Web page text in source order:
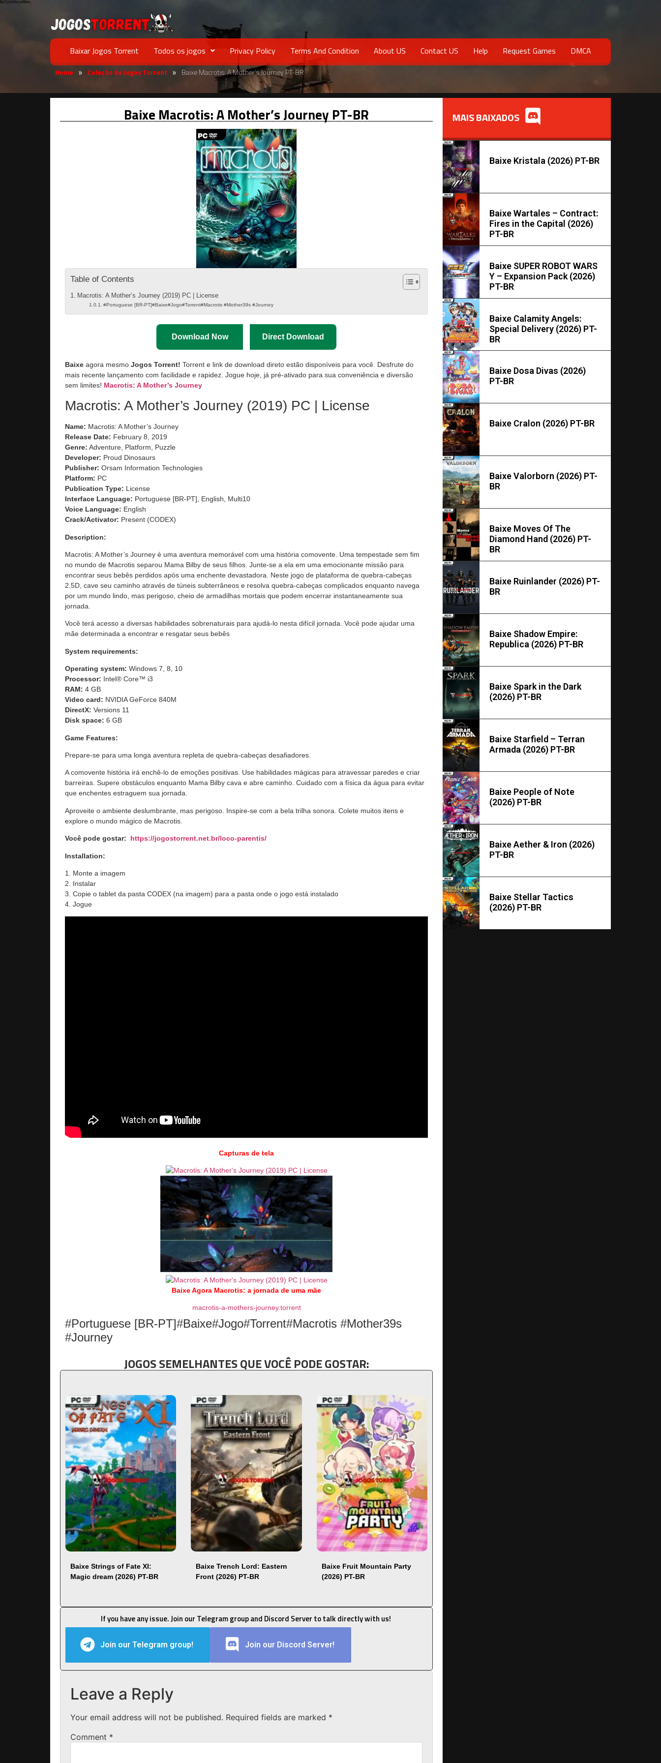
Baixar Jogos Torrent Todos os jogos Privacy Policy Terms And Condition About US Contact US Help Request Games DMCA
Home » Coleção de Jogos Torrent » Baixe Macrotis: A Mother’s Journey PT-BR
Baixe Macrotis: A Mother’s Journey PT-BR
Table of Contents
Macrotis: A Mother’s Journey (2019) PC | License
#Portuguese [BR-PT]#Baixe#Jogo#Torrent#Macrotis #Mother39s #Journey
Download Now Direct Download
Baixe agora mesmo Jogos Torrent! Torrent e link de download direto estão disponíveis para você. Desfrute do
mais recente lançamento com facilidade e rapidez. Jogue hoje, já pré-ativado para sua conveniência e diversão
sem limites! Macrotis: A Mother’s Journey
Macrotis: A Mother’s Journey (2019) PC | License
Name: Macrotis: A Mother’s Journey
Release Date: February 8, 2019
Genre: Adventure, Platform, Puzzle
Developer: Proud Dinosaurs
Publisher: Orsam Information Technologies
Platform: PC
Publication Type: License
Interface Language: Portuguese [BR-PT], English, Multi10
Voice Language: English
Crack/Activator: Present (CODEX)
Description:
Macrotis: A Mother’s Journey é uma aventura memorável com uma história comovente. Uma tempestade sem fim
no mundo de Macrotis separou Mama Bilby de seus filhos. Junte-se a ela em uma emocionante missão para
encontrar seus bebês perdidos após uma enchente devastadora. Neste jogo de plataforma de quebra-cabeças
2.5D, cave seu caminho através de túneis subterrâneos e resolva quebra-cabeças complicados enquanto navega
por um mundo lindo, mas perigoso, cheio de armadilhas mortais que podem encerrar instantaneamente sua
jornada.
Você terá acesso a diversas habilidades sobrenaturais para ajudá-lo nesta difícil jornada. Você pode ajudar uma
mãe determinada a encontrar e resgatar seus bebês
System requirements:
Operating system: Windows 7, 8, 10
Processor: Intel® Core™ i3
RAM: 4 GB
Video card: NVIDIA GeForce 840M
DirectX: Versions 11
Disk space: 6 GB
Game Features:
Prepare-se para uma longa aventura repleta de quebra-cabeças desafiadores.
A comovente história irá enchê-lo de emoções positivas. Use habilidades mágicas para atravessar paredes e criar
barreiras. Supere obstáculos enquanto Mama Bilby cava e abre caminho. Cuidado com a física da água para evitar
que enchentes estraguem sua jornada.
Aproveite o ambiente deslumbrante, mas perigoso. Inspire-se com a bela trilha sonora. Colete muitos itens e
explore o mundo mágico de Macrotis.
Você pode gostar: https://jogostorrent.net.br/loco-parentis/
Installation:
1. Monte a imagem
2. Instalar
3. Copie o tablet da pasta CODEX (na imagem) para a pasta onde o jogo está instalado
4. Jogue
Capturas de tela
Baixe Agora Macrotis: a jornada de uma mãe
macrotis-a-mothers-journey.torrent
#Portuguese [BR-PT]#Baixe#Jogo#Torrent#Macrotis #Mother39s
#Journey
JOGOS SEMELHANTES QUE VOCÊ PODE GOSTAR:
Baixe Strings of Fate XI:
Magic dream (2026) PT-BR
Baixe Trench Lord: Eastern
Front (2026) PT-BR
Baixe Fruit Mountain Party
(2026) PT-BR
If you have any issue. Join our Telegram group and Discord Server to talk directly with us!
Join our Telegram group! Join our Discord Server!
Leave a Reply
Your email address will not be published. Required fields are marked *
Comment *
MAIS BAIXADOS
Baixe Kristala (2026) PT-BR
Baixe Wartales – Contract:
Fires in the Capital (2026)
PT-BR
Baixe SUPER ROBOT WARS
Y – Expansion Pack (2026)
PT-BR
Baixe Calamity Angels:
Special Delivery (2026) PT-
BR
Baixe Dosa Divas (2026)
PT-BR
Baixe Cralon (2026) PT-BR
Baixe Valorborn (2026) PT-
BR
Baixe Moves Of The
Diamond Hand (2026) PT-
BR
Baixe Ruinlander (2026) PT-
BR
Baixe Shadow Empire:
Republica (2026) PT-BR
Baixe Spark in the Dark
(2026) PT-BR
Baixe Starfield – Terran
Armada (2026) PT-BR
Baixe People of Note
(2026) PT-BR
Baixe Aether & Iron (2026)
PT-BR
Baixe Stellar Tactics
(2026) PT-BR